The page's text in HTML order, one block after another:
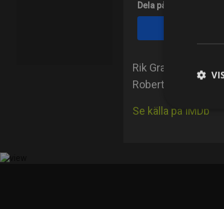
Dela på
Rik Grayson is an
Robert and the
Se källa på IMDb